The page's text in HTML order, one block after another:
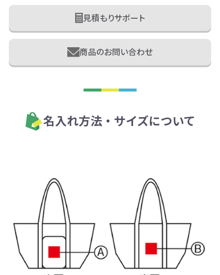
見積もりサポート
商品のお問い合わせ
名入れ方法・サイズについて